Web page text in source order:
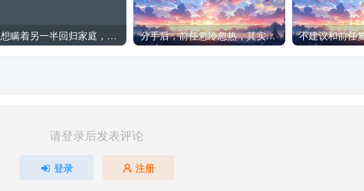
出轨想瞒着另一半回归家庭，这可能吗 分手后，前任忽冷忽热，其实更容易复合
请登录后发表评论
登录 注册